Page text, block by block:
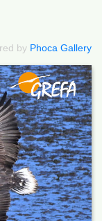
by Phoca Gallery